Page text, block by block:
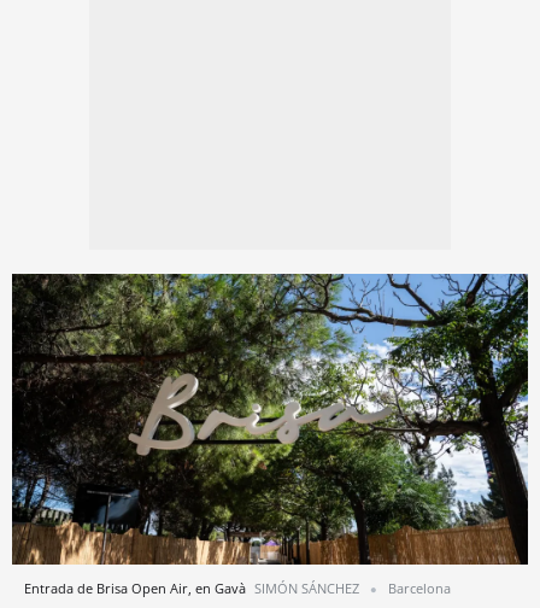
Entrada de Brisa Open Air, en Gavà SIMÓN SÁNCHEZ Barcelona